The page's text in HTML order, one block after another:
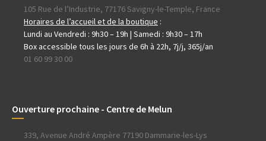
105 Rue de l’Industrie, 77176 Savigny-le-Temple, France
Horaires de l’accueil et de la boutique :
Lundi au Vendredi : 9h30 – 19h | Samedi : 9h30 – 17h
Box accessible tous les jours de 6h à 22h, 7j/j, 365j/an
01 60 99 30 00
Ouverture prochaine - Centre de Melun
339, Avenue André Ampère 77190 Dammarie-les-Lys